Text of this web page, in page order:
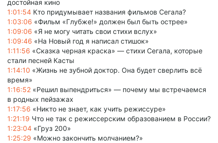
достойная кино
1:01:54 Кто придумывает названия фильмов Сегала?
1:03:06 «Фильм «Глубже!» должен был быть острее»
1:09:06 «Я не могу читать свои стихи вслух»
1:09:46 «На Новый год я написал стишок»
1:11:56 «Сказка черная краска» — стихи Сегала, которые
стали песней Касты
1:14:10 «Жизнь не зубной доктор. Она будет сверлить всё
время»
1:16:52 «Решил выпендриться» — почему мы встречаемся
в родных пейзажах
1:17:56 «Никто не знает, как учить режиссуре»
1:21:19 Что не так с режиссерским образованием в России?
1:23:04 «Груз 200»
1:25:29 «Можно закончить молчанием?»